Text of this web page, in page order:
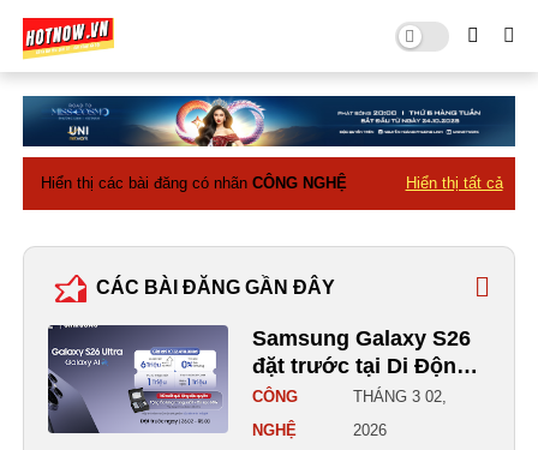
Hiển thị các bài đăng có nhãnCÔNG NGHỆ Hiển thị tất cả
CÁC BÀI ĐĂNG GẦN ĐÂY
Samsung Galaxy S26
đặt trước tại Di Động
Việt: Bộ quà tặng độc
quyền, trợ giá thu cũ
CÔNG
NGHỆ
THÁNG 3 02,
2026